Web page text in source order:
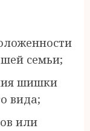
семьи;
шишки
вида;
или